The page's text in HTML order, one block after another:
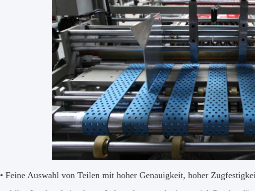
• Feine Auswahl von Teilen mit hoher Genauigkeit, hoher